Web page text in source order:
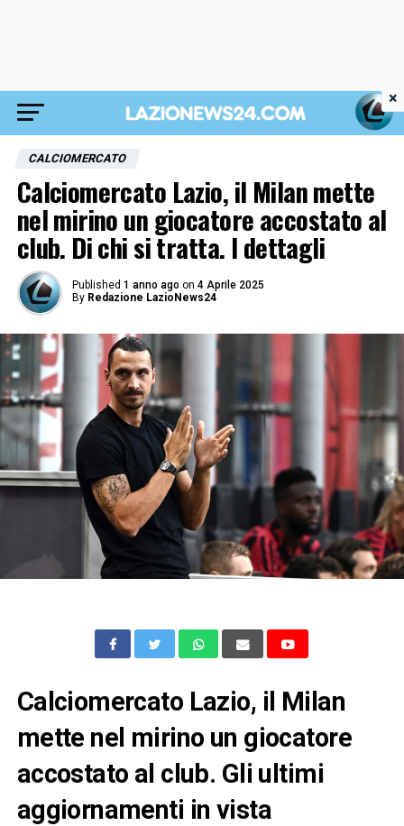
CALCIOMERCATO
Calciomercato Lazio, il Milan mette
nel mirino un giocatore accostato al
club. Di chi si tratta. I dettagli
Published 1 anno ago on 4 Aprile 2025
By Redazione LazioNews24
Calciomercato Lazio, il Milan
mette nel mirino un giocatore
accostato al club. Gli ultimi
aggiornamenti in vista
×